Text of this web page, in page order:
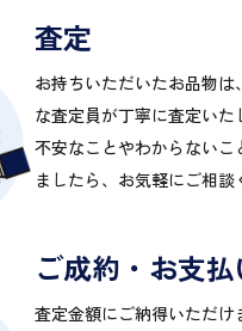
査定
お持ちいただいたお品物は
な査定員が丁寧に査定いた
不安なことやわからないこ
ましたら、お気軽にご相談
ご成約・お支払
査定金額にご納得いただけ